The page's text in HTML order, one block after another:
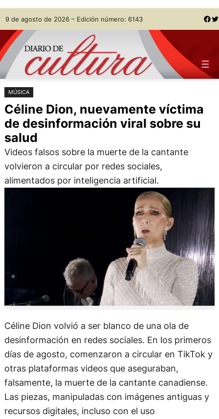
Saltar
al
contenido
Skip
to
content
9 de agosto de 2026 – Edición número: 6143 Facebook Twitter
MÚSICA
Céline Dion, nuevamente víctima
de desinformación viral sobre su
salud
Videos falsos sobre la muerte de la cantante
volvieron a circular por redes sociales,
alimentados por inteligencia artificial.
Céline Dion volvió a ser blanco de una ola de
desinformación en redes sociales. En los primeros
días de agosto, comenzaron a circular en TikTok y
otras plataformas videos que aseguraban,
falsamente, la muerte de la cantante canadiense.
Las piezas, manipuladas con imágenes antiguas y
recursos digitales, incluso con el uso